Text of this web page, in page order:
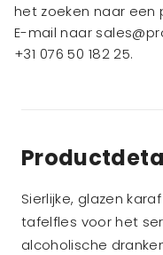
het zoeken naar een
E-mail naar
+31 076 50 182 25.
Sierlijke, glazen
tafelfles voor het
alcoholische